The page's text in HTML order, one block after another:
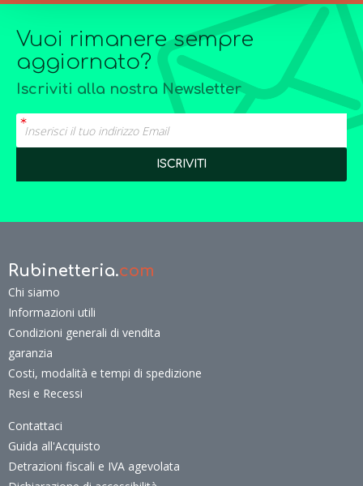
Vuoi rimanere sempre
aggiornato?
Iscriviti alla nostra Newsletter
Rubinetteria.com
Chi siamo
Informazioni utili
Condizioni generali di vendita
garanzia
Costi, modalità e tempi di spedizione
Resi e Recessi
Contattaci
Guida all'Acquisto
Detrazioni fiscali e IVA agevolata